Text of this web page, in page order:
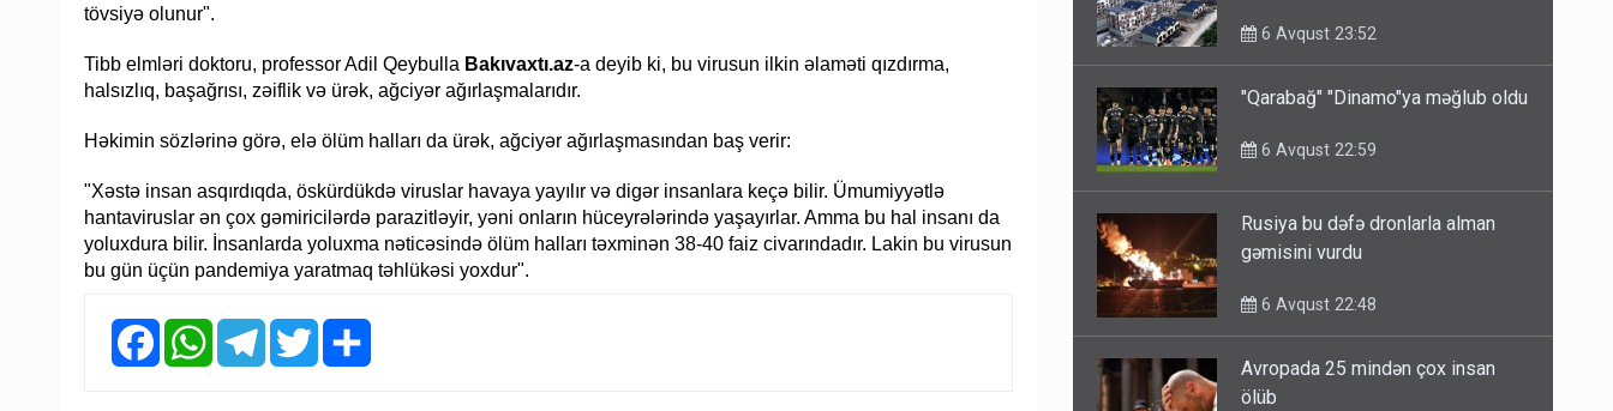
tövsiyə olunur".
Tibb elmləri doktoru, professor Adil Qeybulla Bakıvaxtı.az-a deyib ki, bu virusun ilkin əlaməti qızdırma,
halsızlıq, başağrısı, zəiflik və ürək, ağciyər ağırlaşmalarıdır.
Həkimin sözlərinə görə, elə ölüm halları da ürək, ağciyər ağırlaşmasından baş verir:
"Xəstə insan asqırdıqda, öskürdükdə viruslar havaya yayılır və digər insanlara keçə bilir. Ümumiyyətlə
hantaviruslar ən çox gəmiricilərdə parazitləyir, yəni onların hüceyrələrində yaşayırlar. Amma bu hal insanı da
yoluxdura bilir. İnsanlarda yoluxma nəticəsində ölüm halları təxminən 38-40 faiz civarındadır. Lakin bu virusun
bu gün üçün pandemiya yaratmaq təhlükəsi yoxdur".
FacebookWhatsAppTelegramTwitter
6 Avqust 23:52
"Qarabağ" "Dinamo"ya məğlub oldu
6 Avqust 22:59
Rusiya bu dəfə dronlarla alman
gəmisini vurdu
6 Avqust 22:48
Avropada 25 mindən çox insan
ölüb